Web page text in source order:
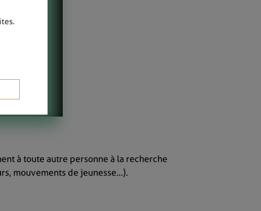
à toute autre personne à la recherche
mouvements de jeunesse…).